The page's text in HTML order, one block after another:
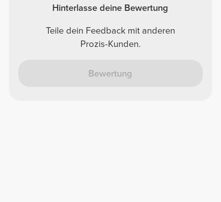
Hinterlasse deine Bewertung
Teile dein Feedback mit anderen
Prozis-Kunden.
Bewertung